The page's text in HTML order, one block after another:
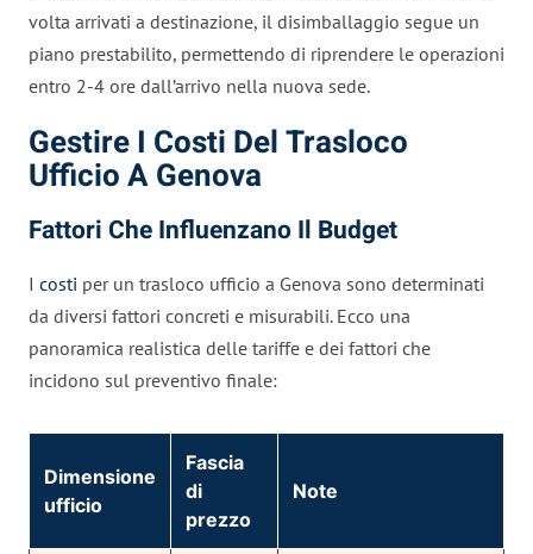
volta arrivati a destinazione, il disimballaggio segue un
piano prestabilito, permettendo di riprendere le operazioni
entro 2-4 ore dall’arrivo nella nuova sede.
Gestire I Costi Del Trasloco
Ufficio A Genova
Fattori Che Influenzano Il Budget
I costi per un trasloco ufficio a Genova sono determinati
da diversi fattori concreti e misurabili. Ecco una
panoramica realistica delle tariffe e dei fattori che
incidono sul preventivo finale:
Dimensione
ufficio
Fascia
di
prezzo
Note